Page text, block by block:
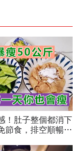
！肚子整個都消下
節食，排空順暢就